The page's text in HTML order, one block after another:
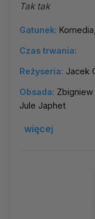
Tak tak
Gatunek:
Czas trwania:
Reżyseria: Jacek
Obsada: Zbigniew
Jule Japhet
więcej